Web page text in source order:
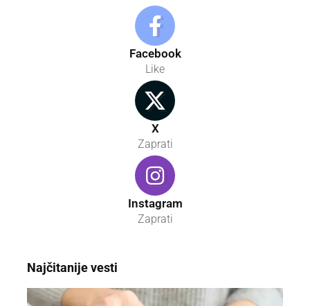
Facebook
Like
X
Zaprati
Instagram
Zaprati
Najčitanije vesti